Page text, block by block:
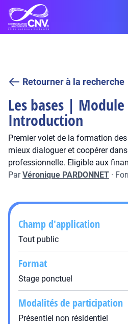
Retourner à la recherche
Les bases | Module
Introduction
Premier volet de la formation
mieux dialoguer et coopérer
professionnelle. Eligible aux
ParVéronique PARDONNET ·
Champ d'application
Tout public
Format
Stage ponctuel
Modalités de participation
Présentiel non résidentiel